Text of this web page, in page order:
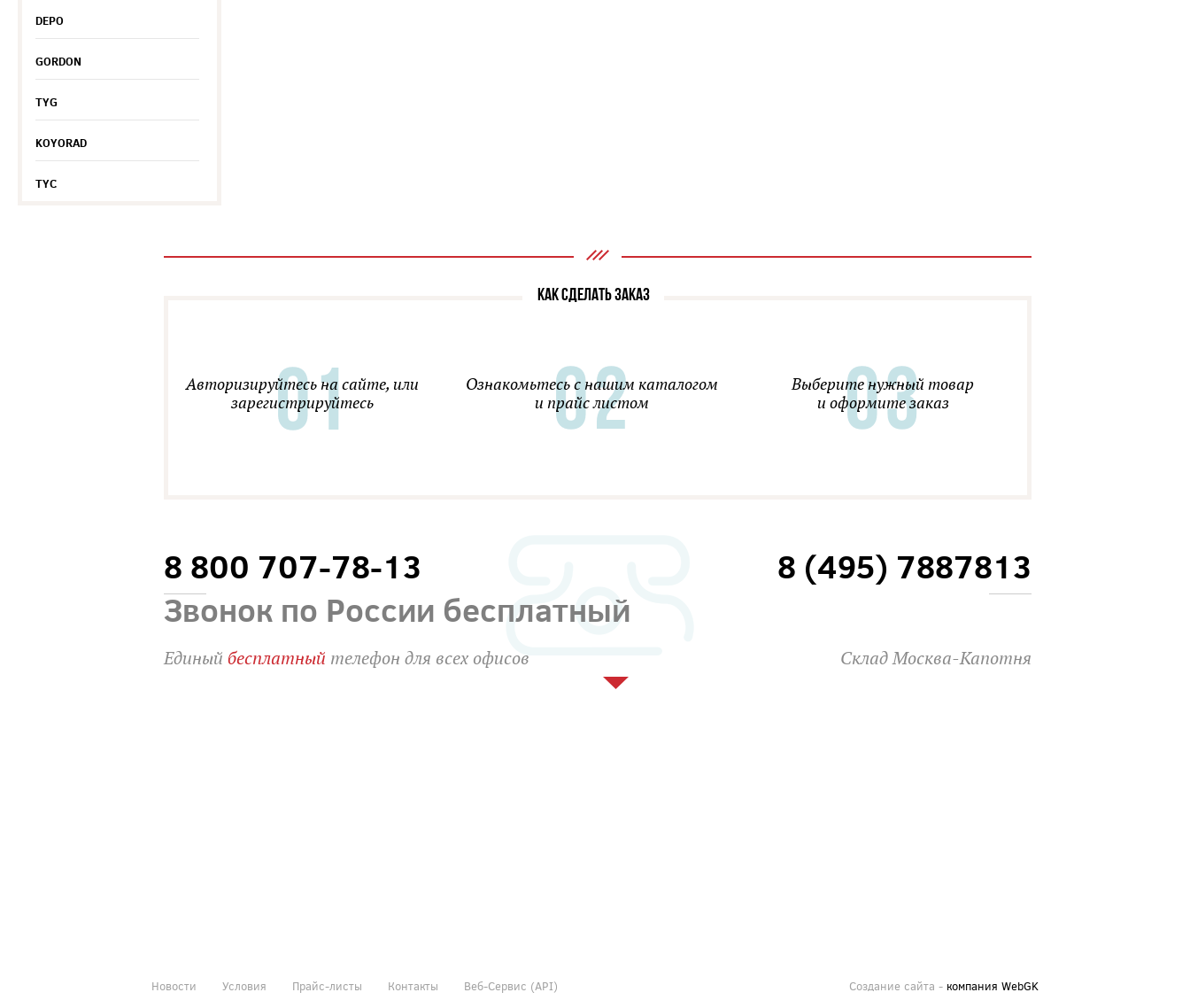
DEPO
GORDON
TYG
KOYORAD
TYC
КАК СДЕЛАТЬ ЗАКАЗ
Авторизируйтесь на сайте, или
зарегистрируйтесь
Ознакомьтесь с нашим каталогом
и прайс листом
Выберите нужный товар
и оформите заказ
8 800 707-78-13
Звонок по России бесплатный
8 (495) 7887813
Единыйбесплатный телефон для всех офисов Склад Москва-Капотня
Новости Условия Прайс-листы Контакты Веб-Сервис (API) Создание сайта - компания WebGK